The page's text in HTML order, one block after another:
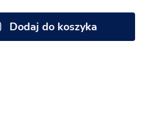
Dodaj do koszyka